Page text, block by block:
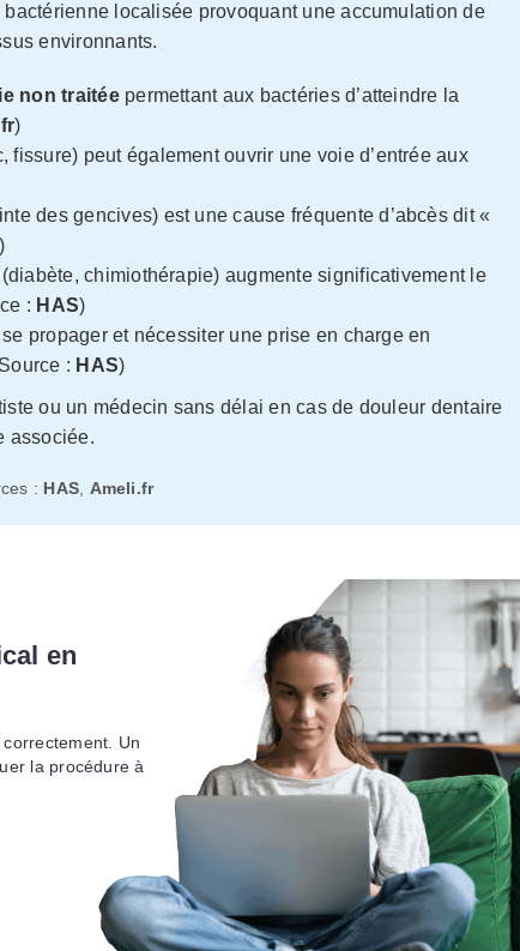
localisée provoquant une accumulation de
environnants.
non traitéepermettant aux bactéries d’atteindre la
)
fissure) peut également ouvrir une voie d’entrée aux
des gencives) est une cause fréquente d’abcès dit «
)
chimiothérapie) augmente significativement le
: HAS)
propager et nécessiter une prise en charge en
: HAS)
ou un médecin sans délai en cas de douleur dentaire
associée.
: HAS, Ameli.fr
en
Un
la procédure à